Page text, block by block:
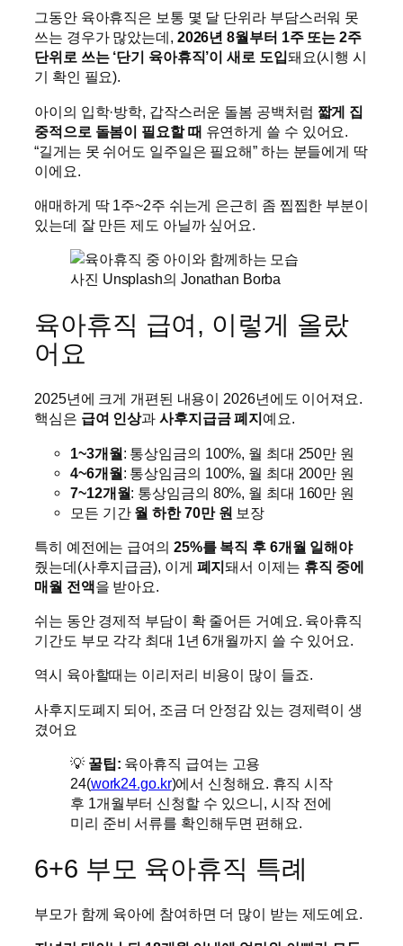
그동안 육아휴직은 보통 몇 달 단위라 부담스러워 못
쓰는 경우가 많았는데, 2026년 8월부터 1주 또는 2주
단위로 쓰는 ‘단기 육아휴직’이 새로 도입돼요(시행 시
기 확인 필요).
아이의 입학·방학, 갑작스러운 돌봄 공백처럼 짧게 집
중적으로 돌봄이 필요할 때 유연하게 쓸 수 있어요.
“길게는 못 쉬어도 일주일은 필요해” 하는 분들에게 딱
이에요.
애매하게 딱 1주~2주 쉬는게 은근히 좀 찝찝한 부분이
있는데 잘 만든 제도 아닐까 싶어요.
사진 Unsplash의 Jonathan Borba
육아휴직 급여, 이렇게 올랐
어요
2025년에 크게 개편된 내용이 2026년에도 이어져요.
핵심은 급여 인상과 사후지급금 폐지 예요.
1~3개월: 통상임금의 100%, 월 최대 250만 원
4~6개월: 통상임금의 100%, 월 최대 200만 원
7~12개월: 통상임금의 80%, 월 최대 160만 원
모든 기간 월 하한 70만 원 보장
특히 예전에는 급여의 25%를 복직 후 6개월 일해야
줬는데(사후지급금), 이게 폐지돼서 이제는 휴직 중에
매월 전액을 받아요.
쉬는 동안 경제적 부담이 확 줄어든 거예요. 육아휴직
기간도 부모 각각 최대 1년 6개월까지 쓸 수 있어요.
역시 육아할때는 이리저리 비용이 많이 들죠.
사후지도폐지 되어, 조금 더 안정감 있는 경제력이 생
겼어요
💡 꿀팁: 육아휴직 급여는 고용
24(work24.go.kr)에서 신청해요. 휴직 시작
후 1개월부터 신청할 수 있으니, 시작 전에
미리 준비 서류를 확인해두면 편해요.
6+6 부모 육아휴직 특례
부모가 함께 육아에 참여하면 더 많이 받는 제도예요.